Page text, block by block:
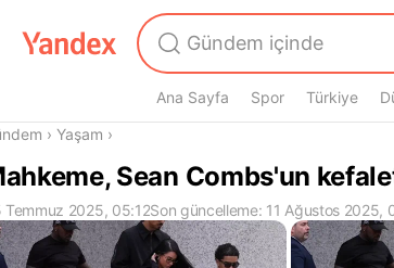
Ana Sayfa Spor Türkiye
› Yaşam ›
Sean Combs'un
Temmuz 2025, 05:12Son güncelleme: 11 Ağustos 2025,